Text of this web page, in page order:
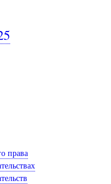
права